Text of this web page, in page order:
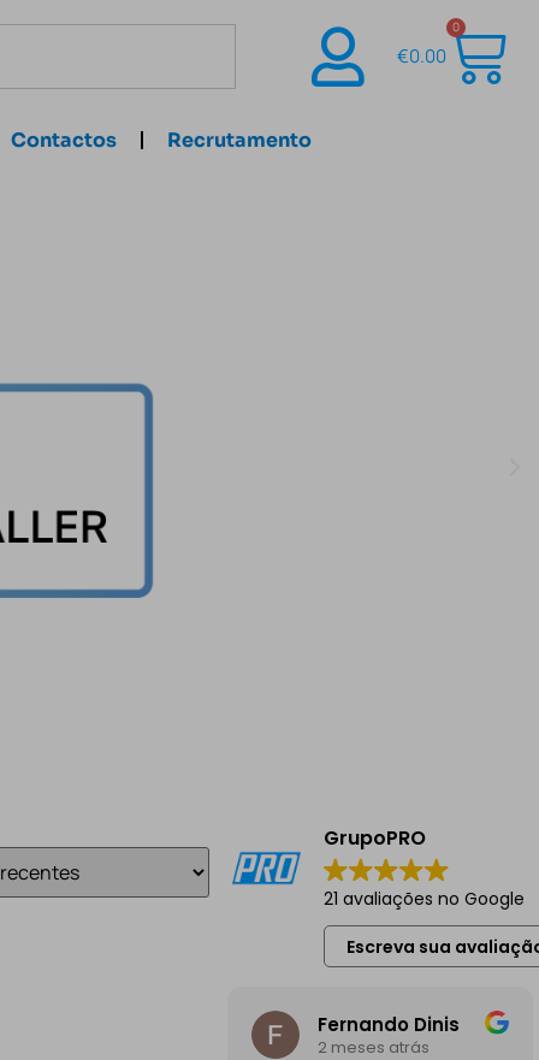
€0.00
0
Contactos Recrutamento
GrupoPRO
21 avaliações no Google
Escreva sua
Fernando Dinis
2 meses atrás